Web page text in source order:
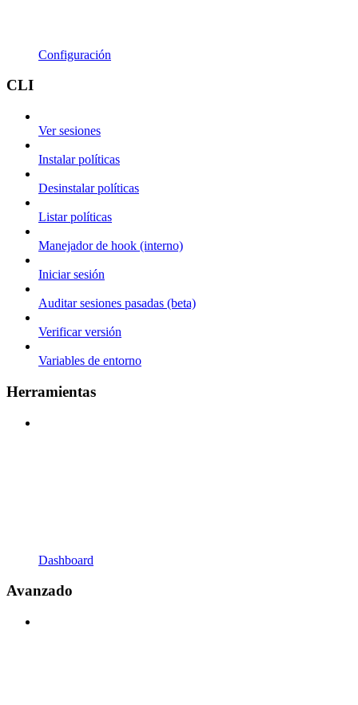
Configuración
CLI
Ver sesiones
Instalar políticas
Desinstalar políticas
Listar políticas
Manejador de hook (interno)
Iniciar sesión
Auditar sesiones pasadas (beta)
Verificar versión
Variables de entorno
Herramientas
Dashboard
Avanzado